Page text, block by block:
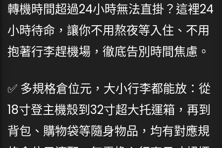
轉機時間超過24小時無法直掛？這裡24
小時待命，讓你不用熬夜等入住、不用
抱著行李趕機場，徹底告別時間焦慮。
✅ 多規格倉位元，大小行李都能放：從
18寸登主機殼到32寸超大托運箱，再到
背包、購物袋等隨身物品，均有對應規